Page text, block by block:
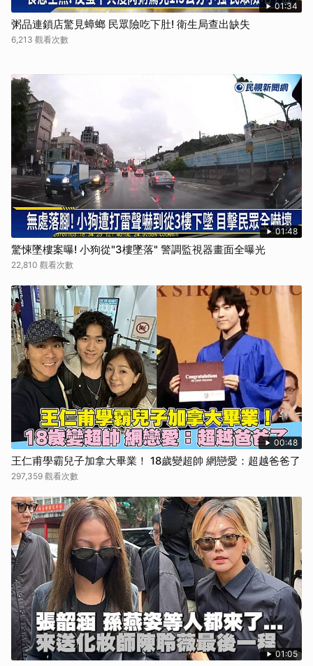
01:34
粥品連鎖店驚見蟑螂 民眾險吃下肚! 衛生局查出缺失
6,213 觀看次數
01:48
驚悚墜樓案曝! 小狗從"3樓墜落" 警調監視器畫面全曝光
22,810 觀看次數
00:48
王仁甫學霸兒子加拿大畢業！ 18歲變超帥 網戀愛：超越爸爸了
297,359 觀看次數
01:05